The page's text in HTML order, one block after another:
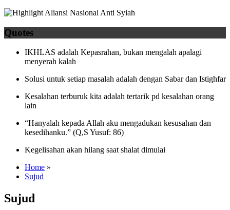
Quotes
IKHLAS adalah Kepasrahan, bukan mengalah apalagi
menyerah kalah
Solusi untuk setiap masalah adalah dengan Sabar dan Istighfar
Kesalahan terburuk kita adalah tertarik pd kesalahan orang
lain
“Hanyalah kepada Allah aku mengadukan kesusahan dan
kesedihanku.” (Q,S Yusuf: 86)
Kegelisahan akan hilang saat shalat dimulai
Home »
Sujud
Sujud